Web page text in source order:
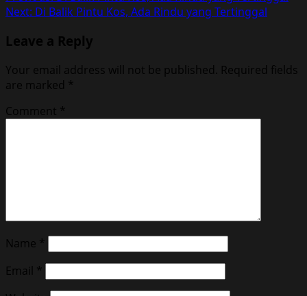
navigation
Next: Di Balik Pintu Kos, Ada Rindu yang Tertinggal
Leave a Reply
Your email address will not be published. Required fields
are marked *
Comment *
Name *
Email
*